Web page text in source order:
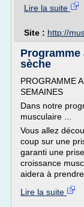
Lire la suite
Site : http://
sèche
PROGRAMME
SEMAINES
Dans notre
musculaire ...
Vous allez
coup sur une
garanti une
croissance
aidera à
Lire la suite